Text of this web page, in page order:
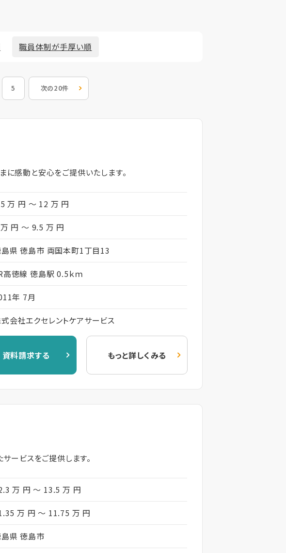
職員体制が手厚い順
5 次の20件
感動と安心をご提供いたします。
万 円 ～ 12 万 円
円 ～ 9.5 万 円
県 徳島市 両国本町1丁目13
高徳線 徳島駅 0.5ｋｍ
年 7月
会社エクセレントケアサービス
資料請求する もっと詳しくみる
ービスをご提供します。
万 円 ～ 13.5 万 円
万 円 ～ 11.75 万 円
県 徳島市